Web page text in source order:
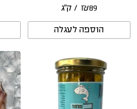
₪89 / ק״ג
הוספה לעגלה